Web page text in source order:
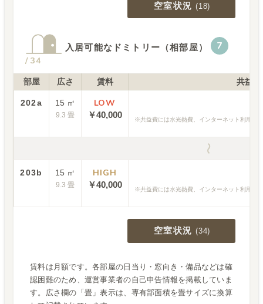
空室状況 (18)
入居可能なドミトリー（相部屋） 7
/34
部屋 広さ 賃料 共益
202a 15 ㎡
9.3 畳
LOW
￥40,000 共益費には水光熱費、インターネット利用料
〜
203b 15 ㎡
9.3 畳
HIGH
￥40,000 共益費には水光熱費、インターネット利用料
空室状況 (34)
賃料は月額です。各部屋の日当り・窓向き・備品などは確
認困難のため、運営事業者の自己申告情報を掲載していま
す。広さ欄の「畳」表示は、専有部面積を畳サイズに換算